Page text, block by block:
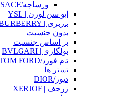
ورساچه/VERSACE
ایو سن لورن | YSL
باربری | BURBERRY
بدون جنسیت
بر اساس جنسیت
بولگاری | BVLGARI
تام فورد/TOM FORD
تستر ها
دیور/DIOR
زرجف | XERJOF